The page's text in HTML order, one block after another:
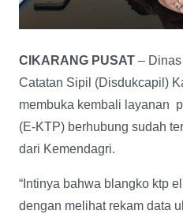
CIKARANG PUSAT –
Catatan Sipil (Disdukcapil)
membuka kembali layanan
(E-KTP) berhubung sudah
dari Kemendagri.
“Intinya bahwa blangko ktp
dengan melihat rekam data